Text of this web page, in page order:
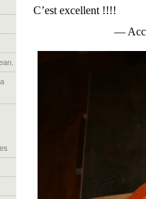
C’est excellent !!!!
—